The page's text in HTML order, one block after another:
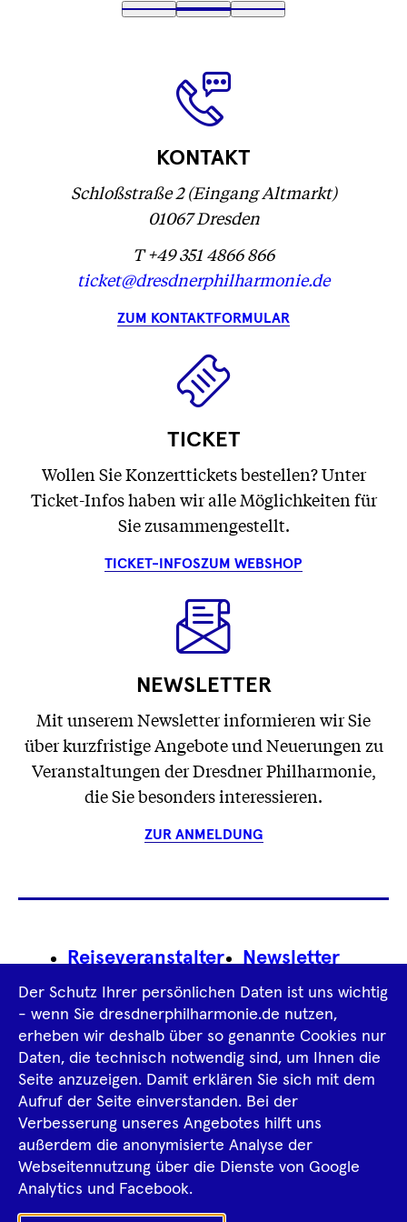
Text
1
Text
2
(
...
Text
3
KONTAKT
Schloßstraße 2 (Eingang Altmarkt)
01067 Dresden
T +49 351 4866 866
ticket@dresdnerphilharmonie.de
ZUM KONTAKTFORMULAR
TICKET
Wollen Sie Konzerttickets bestellen? Unter
Ticket-Infos haben wir alle Möglichkeiten für
Sie zusammengestellt.
TICKET-INFOSZUM WEBSHOP
NEWSLETTER
Mit unserem Newsletter informieren wir Sie
über kurzfristige Angebote und Neuerungen zu
Veranstaltungen der Dresdner Philharmonie,
die Sie besonders interessieren.
ZUR ANMELDUNG
Footer
Reiseveranstalter Newsletter
Impressum
Datenschutz­information AGB
Intern
TiktokFacebook
Instagram
SpotifyYouTube
Der Schutz Ihrer persönlichen Daten ist uns wichtig
- wenn Sie dresdnerphilharmonie.de nutzen,
erheben wir deshalb über so genannte Cookies nur
Daten, die technisch notwendig sind, um Ihnen die
Seite anzuzeigen. Damit erklären Sie sich mit dem
Aufruf der Seite einverstanden. Bei der
Verbesserung unseres Angebotes hilft uns
außerdem die anonymisierte Analyse der
Webseitennutzung über die Dienste von Google
Analytics und Facebook.